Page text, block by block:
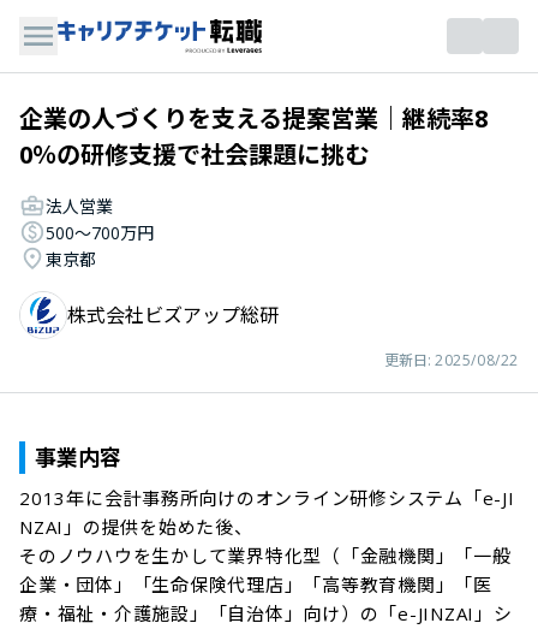
企業の人づくりを支える提案営業｜継続率8
0％の研修支援で社会課題に挑む
法人営業
500〜700万円
東京都
株式会社ビズアップ総研
更新日: 2025/08/22
事業内容
2013年に会計事務所向けのオンライン研修システム「e-JI
NZAI」の提供を始めた後、
そのノウハウを生かして業界特化型（「金融機関」「一般
企業・団体」「生命保険代理店」「高等教育機関」「医
療・福祉・介護施設」「自治体」向け）の「e-JINZAI」シ